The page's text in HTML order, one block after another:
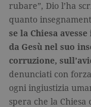
rubare”, Dio l’ha
quanto
se la Chiesa
da Gesù nel suo
corruzione,
denunciati con
ogni ingiustizia
spera che la Chiesa